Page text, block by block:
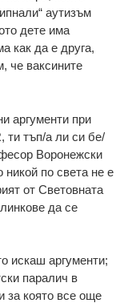
аутизъм
дете има
как да е друга,
че ваксините
аргументи при
ти тъп/а ли си бе/
Воронежски
никой по света не е
от Световната
да се
искаш аргументи;
паралич в
за която все още